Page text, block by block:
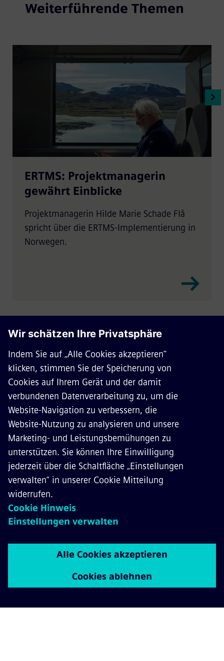
Weiterführende Themen
ERTMS: Projektmanagerin
gewährt Einblicke
Projektmanagerin Hilde Marie Schade Flå
spricht über die ERTMS-Implementierung in
Norwegen.
KONTAKT
Siemens Mobility2026